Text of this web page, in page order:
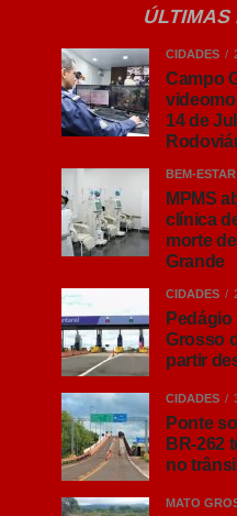
ÚLTIMAS
CIDADES
Campo
14 de
BEM-
MPMS
clínica
morte
Grande
CIDADES
Pedágio
Grosso
partir
CIDADES
Ponte
BR-262
no
MATO